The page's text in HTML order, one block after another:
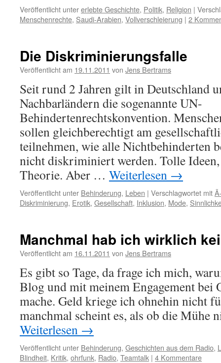
Veröffentlicht untererlebte Geschichte, Politik, Religion |
Menschenrechte, Saudi-Arabien, Vollverschleierung | 2
Die Diskriminierungsfalle
Veröffentlicht am 19.11.2011 von Jens Bertrams
Seit rund 2 Jahren gilt in Deutschland
Nachbarländern die sogenannte UN-
Behindertenrechtskonvention.
sollen gleichberechtigt am
teilnehmen, wie alle Nichtbehinderten
nicht diskriminiert werden. Tolle
Theorie. Aber … Weiterlesen →
Veröffentlicht unter Behinderung, Leben | Verschlagwortet mit
Diskriminierung, Erotik, Gesellschaft, Inklusion, Mode,
Manchmal hab ich wirklich
Veröffentlicht am 16.11.2011 von Jens Bertrams
Es gibt so Tage, da frage ich mich,
Blog und mit meinem Engagement bei
mache. Geld kriege ich ohnehin nicht
manchmal scheint es, als ob die
Weiterlesen →
Veröffentlicht unter Behinderung, Geschichten aus dem Radio,
Blindheit, Kritik, ohrfunk, Radio, Teamtalk | 4 Kommentare